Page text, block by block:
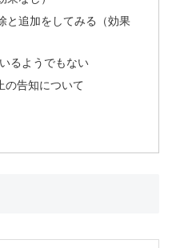
と追加をしてみる（効果
るようでもない
の告知について